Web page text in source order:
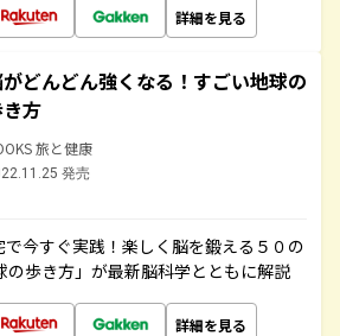
詳細を見る
どんどん強くなる！すごい地球の
方
旅と健康
発売
今すぐ実践！楽しく脳を鍛える５０の
の歩き方」が最新脳科学とともに解説
詳細を見る